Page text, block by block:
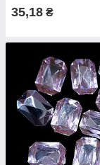
35,18 ₴